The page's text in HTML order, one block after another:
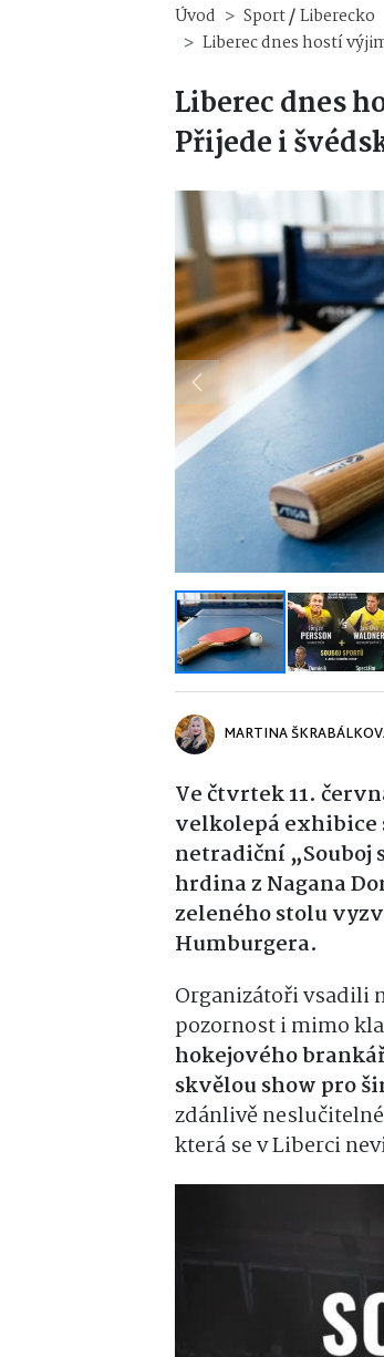
Úvod Sport/Liberecko
Liberec dnes hostí
Liberec dnes
Přijede i
Previous
MARTINA
Ve čtvrtek 11.
velkolepá
netradiční „Souboj
hrdina z Nagana
zeleného stolu
Humburgera.
Organizátoři vsadili
pozornost i mimo
hokejového
skvělou show pro
zdánlivě
která se v Liberci